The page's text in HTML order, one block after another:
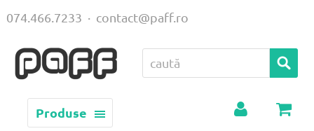
Produse
074.466.7233 · contact@paff.ro